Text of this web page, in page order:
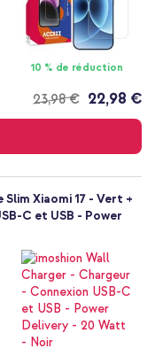
10 % de réduction
23,98 € 22,98 €
Xiaomi 17 - Vert +
C et USB - Power